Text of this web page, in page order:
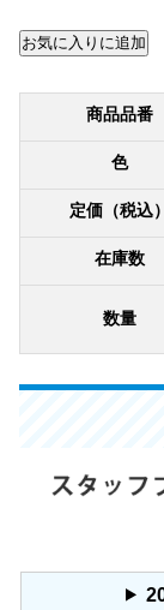
商品品番
色
定価（税込）
在庫数
数量